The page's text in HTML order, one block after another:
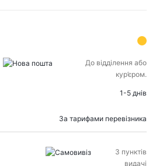
До відділення або
кур’єром.
1-5 днів
За тарифами перевізника
З пунктів
видачі